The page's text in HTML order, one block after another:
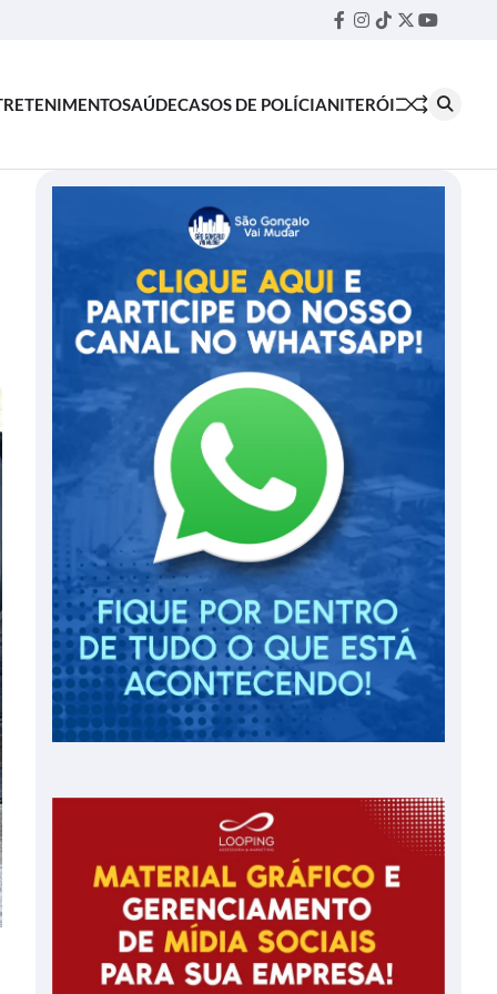
Facebook
Instagram
TikTok
TwitterYouTube
SAÚDECASOS DE POLÍCIANITERÓI